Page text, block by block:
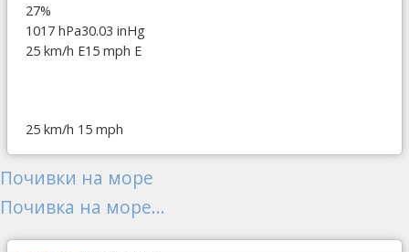
27%
1017 hPa30.03 inHg
25 km/h E15 mph E
25 km/h 15 mph
Почивки на море
Почивка на море...